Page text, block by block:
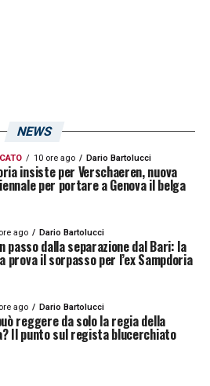
NEWS
10 ore ago Dario Bartolucci
insiste per Verschaeren, nuova
per portare a Genova il belga
ago Dario Bartolucci
passo dalla separazione dal Bari: la
prova il sorpasso per l’ex Sampdoria
ago Dario Bartolucci
reggere da solo la regia della
Il punto sul regista blucerchiato